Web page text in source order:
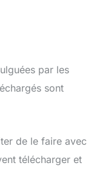
par les
sont
de le faire avec
télécharger et